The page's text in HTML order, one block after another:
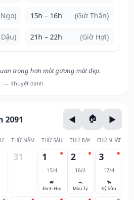
15h – 16h (Giờ Thân)
21h – 22h (Giờ Hợi)
trọng hơn một gương mặt đẹp.
— Khuyết danh
2091
THỨ NĂM THỨ SÁU THỨ BẢY CHỦ NHẬT
31 1
15/4
🐖
Đinh Hợi
2
16/4
🐀
Mậu Tý
3
17/4
🐂
Kỷ Sửu